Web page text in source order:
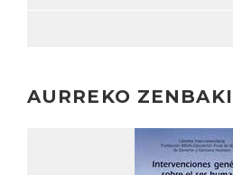
AURREKO